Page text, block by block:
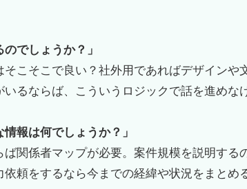
でしょうか？」
こそこで良い？社外用であればデザインや
いるならば、こういうロジックで話を進めな
報は何でしょうか？」
関係者マップが必要。案件規模を説明する
頼をするなら今までの経緯や状況をまとめ